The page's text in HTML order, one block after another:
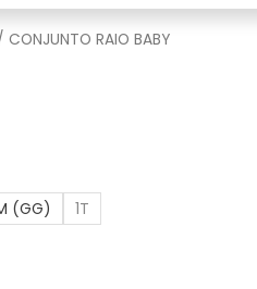
CONJUNTO RAIO BABY
(GG) 1T